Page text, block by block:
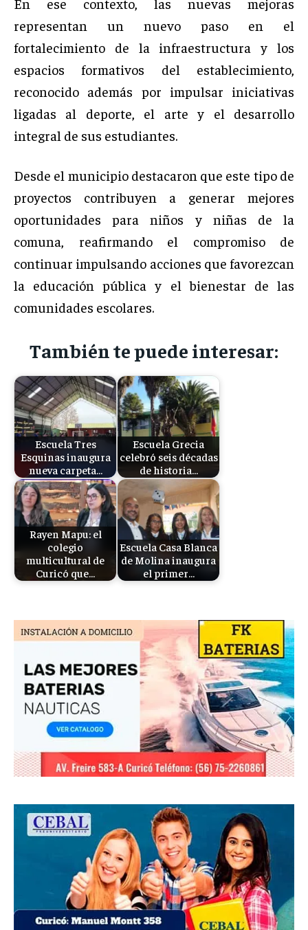
representan un nuevo paso en el
fortalecimiento de la infraestructura y los
espacios formativos del establecimiento,
reconocido además por impulsar iniciativas
ligadas al deporte, el arte y el desarrollo
integral de sus estudiantes.
Desde el municipio destacaron que este tipo de
proyectos contribuyen a generar mejores
oportunidades para niños y niñas de la
comuna, reafirmando el compromiso de
continuar impulsando acciones que favorezcan
la educación pública y el bienestar de las
comunidades escolares.
También te puede interesar:
Escuela Tres
Esquinas inaugura
nueva carpeta…
Escuela Grecia
celebró seis décadas
de historia…
Rayen Mapu: el
colegio
multicultural de
Curicó que…
Escuela Casa Blanca
de Molina inaugura
el primer…